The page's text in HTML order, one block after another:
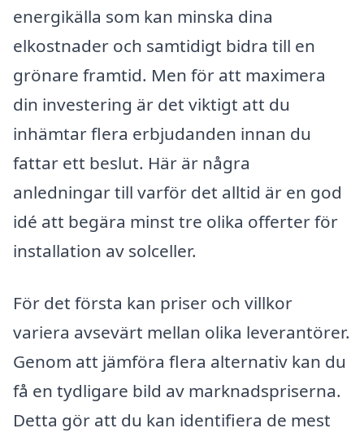
energikälla som kan minska dina
elkostnader och samtidigt bidra till en
grönare framtid. Men för att maximera
din investering är det viktigt att du
inhämtar flera erbjudanden innan du
fattar ett beslut. Här är några
anledningar till varför det alltid är en god
idé att begära minst tre olika offerter för
installation av solceller.
För det första kan priser och villkor
variera avsevärt mellan olika leverantörer.
Genom att jämföra flera alternativ kan du
få en tydligare bild av marknadspriserna.
Detta gör att du kan identifiera de mest